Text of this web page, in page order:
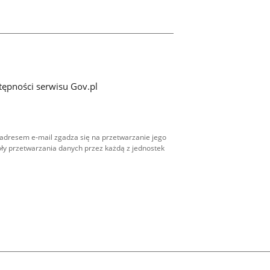
serwisu Gov.pl
e-mail zgadza się na przetwarzanie jego
przetwarzania danych przez każdą z jednostek